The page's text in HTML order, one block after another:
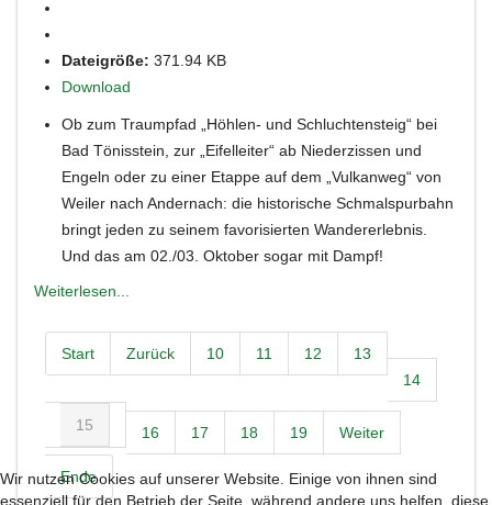
Dateigröße: 371.94 KB
Download
Ob zum Traumpfad „Höhlen- und Schluchtensteig“ bei
Bad Tönisstein, zur „Eifelleiter“ ab Niederzissen und
Engeln oder zu einer Etappe auf dem „Vulkanweg“ von
Weiler nach Andernach: die historische Schmalspurbahn
bringt jeden zu seinem favorisierten Wandererlebnis.
Und das am 02./03. Oktober sogar mit Dampf!
Weiterlesen...
Start Zurück 10 11 12
13
14
15 16 17 18 19 Weiter
Ende
Wir nutzen Cookies auf unserer Website. Einige von ihnen sind
essenziell für den Betrieb der Seite, während andere uns helfen, diese